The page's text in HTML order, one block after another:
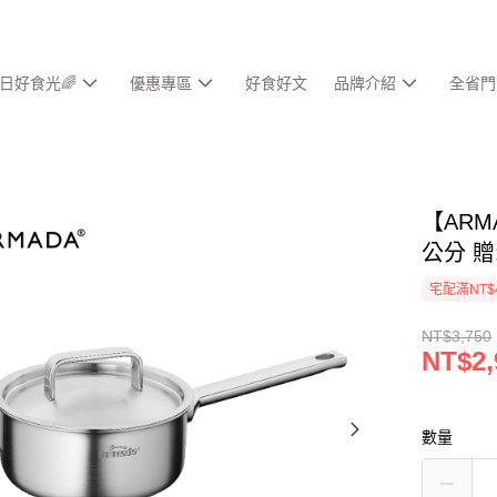
好食光🌈 優惠專區 好食好文 品牌介紹 全省
【
公分
宅配滿
NT$3,750
數量